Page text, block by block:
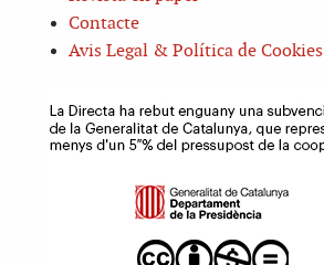
Contacte
Avis Legal & Política de Cookies